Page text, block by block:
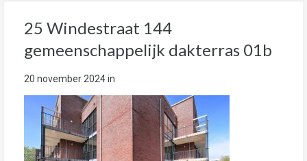
25 Windestraat 144
gemeenschappelijk dakterras 01b
20 november 2024in